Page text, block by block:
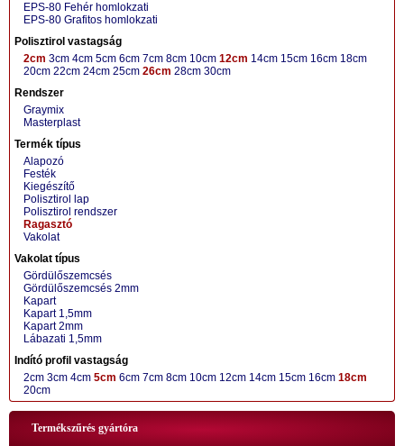
EPS-80 Fehér homlokzati
EPS-80 Grafitos homlokzati
Polisztirol vastagság
2cm 3cm 4cm 5cm 6cm 7cm 8cm 10cm 12cm 14cm 15cm 16cm 18cm
20cm 22cm 24cm 25cm 26cm 28cm 30cm
Rendszer
Graymix
Masterplast
Termék típus
Alapozó
Festék
Kiegészítő
Polisztirol lap
Polisztirol rendszer
Ragasztó
Vakolat
Vakolat típus
Gördülőszemcsés
Gördülőszemcsés 2mm
Kapart
Kapart 1,5mm
Kapart 2mm
Lábazati 1,5mm
Indító profil vastagság
2cm 3cm 4cm 5cm 6cm 7cm 8cm 10cm 12cm 14cm 15cm 16cm 18cm
20cm
Termékszűrés gyártóra